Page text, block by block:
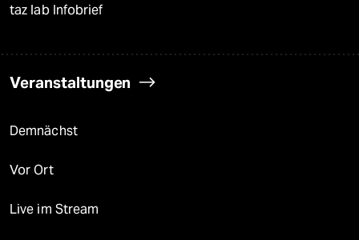
taz lab Infobrief
Veranstaltungen
Demnächst
Vor Ort
Live im Stream